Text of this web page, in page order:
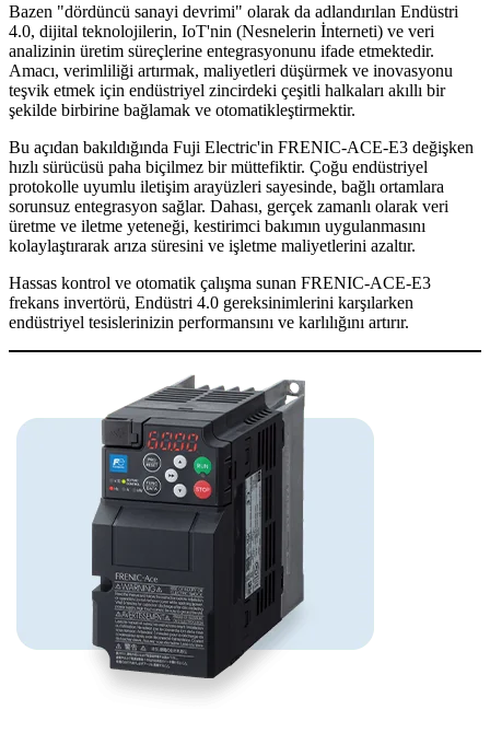
Bazen "dördüncü sanayi devrimi" olarak da adlandırılan Endüstri
4.0, dijital teknolojilerin, IoT'nin (Nesnelerin İnterneti) ve veri
analizinin üretim süreçlerine entegrasyonunu ifade etmektedir.
Amacı, verimliliği artırmak, maliyetleri düşürmek ve inovasyonu
teşvik etmek için endüstriyel zincirdeki çeşitli halkaları akıllı bir
şekilde birbirine bağlamak ve otomatikleştirmektir.
Bu açıdan bakıldığında Fuji Electric'in FRENIC-ACE-E3 değişken
hızlı sürücüsü paha biçilmez bir müttefiktir. Çoğu endüstriyel
protokolle uyumlu iletişim arayüzleri sayesinde, bağlı ortamlara
sorunsuz entegrasyon sağlar. Dahası, gerçek zamanlı olarak veri
üretme ve iletme yeteneği, kestirimci bakımın uygulanmasını
kolaylaştırarak arıza süresini ve işletme maliyetlerini azaltır.
Hassas kontrol ve otomatik çalışma sunan FRENIC-ACE-E3
frekans invertörü, Endüstri 4.0 gereksinimlerini karşılarken
endüstriyel tesislerinizin performansını ve karlılığını artırır.